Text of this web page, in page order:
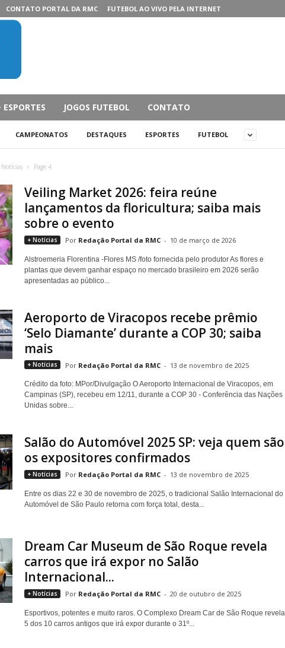
CONTATO PORTAL DA RMC FUTEBOL AO VIVO PELA INTERNET
ESPORTES JOGOS FUTEBOL CONTATO
CAMPEONATOS DESTAQUES ESPORTES FUTEBOL
Notícias Page 4
Veiling Market 2026: feira reúne
lançamentos da floricultura; saiba mais
sobre o evento
+ Notícias Redação Portal da RMC - 10 de março de 2026
Alstroemeria Florentina -Flores MS /foto fornecida pelo produtor As flores e
plantas que devem ganhar espaço no mercado brasileiro em 2026 serão
apresentadas ao público...
Aeroporto de Viracopos recebe prêmio
‘Selo Diamante’ durante a COP 30; saiba
mais
+ Notícias Redação Portal da RMC - 13 de novembro de 2025
Crédito da foto: MPor/Divulgação O Aeroporto Internacional de Viracopos, em
Campinas (SP), recebeu em 12/11, durante a COP 30 - Conferência das Nações
Unidas sobre...
Salão do Automóvel 2025 SP: veja quem são
os expositores confirmados
+ Notícias Redação Portal da RMC - 13 de novembro de 2025
Entre os dias 22 e 30 de novembro de 2025, o tradicional Salão Internacional do
Automóvel de São Paulo retorna com força total, desta...
Dream Car Museum de São Roque revela
carros que irá expor no Salão
Internacional...
+ Notícias Redação Portal da RMC - 20 de outubro de 2025
Esportivos, potentes e muito raros. O Complexo Dream Car de São Roque revela
5 dos 10 carros antigos que irá expor durante o 31º...